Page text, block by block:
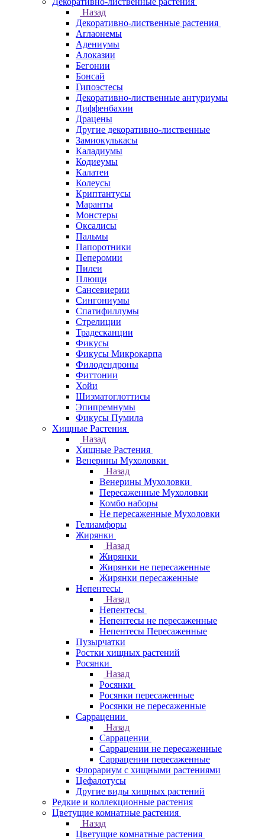
Назад
Декоративно-лиственные растения
Аглаонемы
Адениумы
Алоказии
Бегонии
Бонсай
Гипоэстесы
Декоративно-лиственные антуриумы
Диффенбахии
Драцены
Другие декоративно-лиственные
Замиокулькасы
Каладиумы
Кодиеумы
Калатеи
Колеусы
Криптантусы
Маранты
Монстеры
Оксалисы
Пальмы
Папоротники
Пеперомии
Пилеи
Плющи
Сансевиерии
Сингониумы
Спатифиллумы
Стрелиции
Традесканции
Фикусы
Фикусы Микрокарпа
Филодендроны
Фиттонии
Хойи
Шизматоглоттисы
Эпипремнумы
Фикусы Пумила
Хищные Растения
Назад
Хищные Растения
Венерины Мухоловки
Назад
Венерины Мухоловки
Пересаженные Мухоловки
Комбо наборы
Не пересаженные Мухоловки
Гелиамфоры
Жирянки
Назад
Жирянки
Жирянки не пересаженные
Жирянки пересаженные
Непентесы
Назад
Непентесы
Непентесы не пересаженные
Непентесы Пересаженные
Пузырчатки
Ростки хищных растений
Росянки
Назад
Росянки
Росянки пересаженные
Росянки не пересаженные
Саррацении
Назад
Саррацении
Саррацении не пересаженные
Саррацении пересаженные
Флорариум с хищными растениями
Цефалотусы
Другие виды хищных растений
Редкие и коллекционные растения
Цветущие комнатные растения
Назад
Цветущие комнатные растения